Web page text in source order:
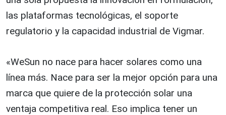
las plataformas tecnológicas, el soporte
regulatorio y la capacidad industrial de Vigmar.
«WeSun no nace para hacer solares como una
línea más. Nace para ser la mejor opción para una
marca que quiere de la protección solar una
ventaja competitiva real. Eso implica tener un